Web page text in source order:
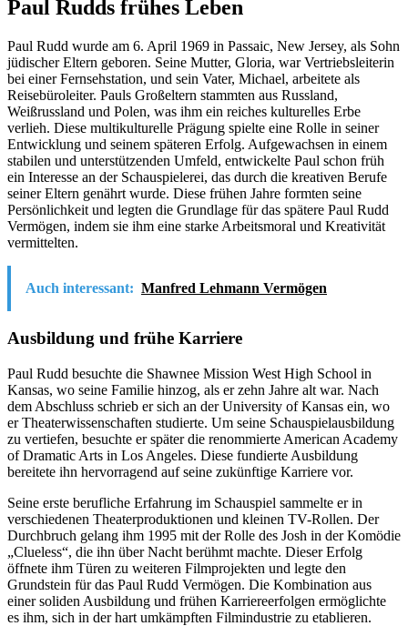
Paul Rudds frühes Leben
Paul Rudd wurde am 6. April 1969 in Passaic, New Jersey, als Sohn
jüdischer Eltern geboren. Seine Mutter, Gloria, war Vertriebsleiterin
bei einer Fernsehstation, und sein Vater, Michael, arbeitete als
Reisebüroleiter. Pauls Großeltern stammten aus Russland,
Weißrussland und Polen, was ihm ein reiches kulturelles Erbe
verlieh. Diese multikulturelle Prägung spielte eine Rolle in seiner
Entwicklung und seinem späteren Erfolg. Aufgewachsen in einem
stabilen und unterstützenden Umfeld, entwickelte Paul schon früh
ein Interesse an der Schauspielerei, das durch die kreativen Berufe
seiner Eltern genährt wurde. Diese frühen Jahre formten seine
Persönlichkeit und legten die Grundlage für das spätere Paul Rudd
Vermögen, indem sie ihm eine starke Arbeitsmoral und Kreativität
vermittelten.
Auch interessant: Manfred Lehmann Vermögen
Ausbildung und frühe Karriere
Paul Rudd besuchte die Shawnee Mission West High School in
Kansas, wo seine Familie hinzog, als er zehn Jahre alt war. Nach
dem Abschluss schrieb er sich an der University of Kansas ein, wo
er Theaterwissenschaften studierte. Um seine Schauspielausbildung
zu vertiefen, besuchte er später die renommierte American Academy
of Dramatic Arts in Los Angeles. Diese fundierte Ausbildung
bereitete ihn hervorragend auf seine zukünftige Karriere vor.
Seine erste berufliche Erfahrung im Schauspiel sammelte er in
verschiedenen Theaterproduktionen und kleinen TV-Rollen. Der
Durchbruch gelang ihm 1995 mit der Rolle des Josh in der Komödie
„Clueless“, die ihn über Nacht berühmt machte. Dieser Erfolg
öffnete ihm Türen zu weiteren Filmprojekten und legte den
Grundstein für das Paul Rudd Vermögen. Die Kombination aus
einer soliden Ausbildung und frühen Karriereerfolgen ermöglichte
es ihm, sich in der hart umkämpften Filmindustrie zu etablieren.